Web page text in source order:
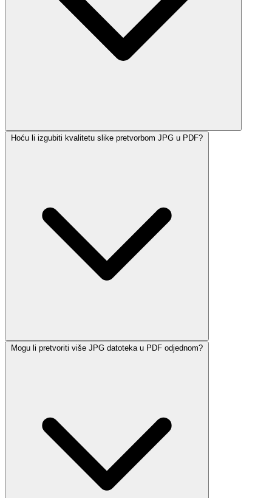
Hoću li izgubiti kvalitetu slike pretvorbom JPG u PDF?
Mogu li pretvoriti više JPG datoteka u PDF odjednom?